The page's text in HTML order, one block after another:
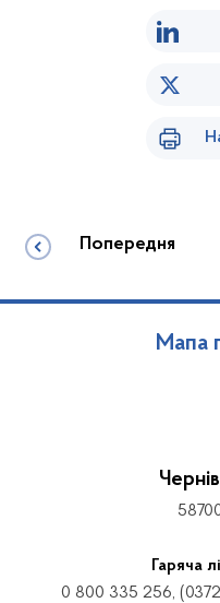
Попередня
Мапа
Гаряча
0 800 335 256,